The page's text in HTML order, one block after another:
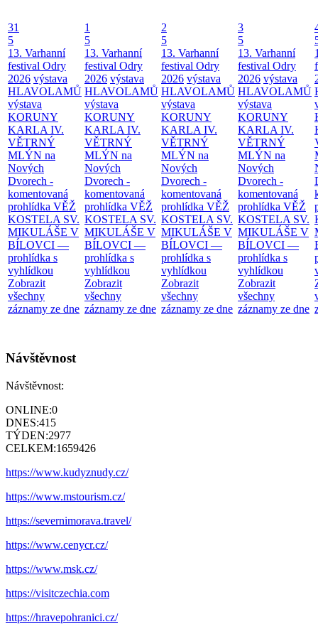
31
5
13. Varhanní
festival Odry
2026 výstava
HLAVOLAMŮ
výstava
KORUNY
KARLA IV.
VĚTRNÝ
MLÝN na
Nových
Dvorech -
komentovaná
prohlídka VĚŽ
KOSTELA SV.
MIKULÁŠE V
BÍLOVCI —
prohlídka s
vyhlídkou
Zobrazit
všechny
záznamy ze dne
1
5
13. Varhanní
festival Odry
2026 výstava
HLAVOLAMŮ
výstava
KORUNY
KARLA IV.
VĚTRNÝ
MLÝN na
Nových
Dvorech -
komentovaná
prohlídka VĚŽ
KOSTELA SV.
MIKULÁŠE V
BÍLOVCI —
prohlídka s
vyhlídkou
Zobrazit
všechny
záznamy ze dne
2
5
13. Varhanní
festival Odry
2026 výstava
HLAVOLAMŮ
výstava
KORUNY
KARLA IV.
VĚTRNÝ
MLÝN na
Nových
Dvorech -
komentovaná
prohlídka VĚŽ
KOSTELA SV.
MIKULÁŠE V
BÍLOVCI —
prohlídka s
vyhlídkou
Zobrazit
všechny
záznamy ze dne
3
5
13. Varhanní
festival Odry
2026 výstava
HLAVOLAMŮ
výstava
KORUNY
KARLA IV.
VĚTRNÝ
MLÝN na
Nových
Dvorech -
komentovaná
prohlídka VĚŽ
KOSTELA SV.
MIKULÁŠE V
BÍLOVCI —
prohlídka s
vyhlídkou
Zobrazit
všechny
záznamy ze dne
Návštěvnost
Návštěvnost:
ONLINE:0
DNES:415
TÝDEN:2977
CELKEM:1659426
https://www.kudyznudy.cz/
https://www.mstourism.cz/
https://severnimorava.travel/
https://www.cenycr.cz/
https://www.msk.cz/
https://visitczechia.com
https://hravepohranici.cz/